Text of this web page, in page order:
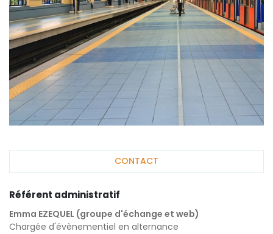
CONTACT
Référent administratif
Emma EZEQUEL (groupe d'échange et web)
Chargée d'évènementiel en alternance